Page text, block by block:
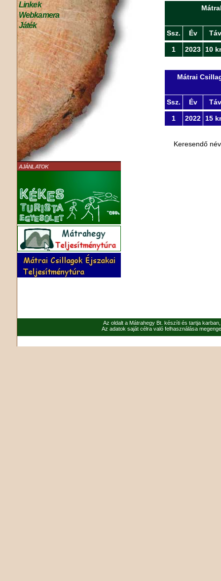
Linkek
Webkamera
Játék
AJÁNLATOK
Ssz. Év Táv
1 2023 10
Mátrai
Ssz. Év Táv
1 2022 15
Keresendő
Az oldalt a Mátrahegy Bt. készíti és tartja
Az adatok saját célra való felhasználása